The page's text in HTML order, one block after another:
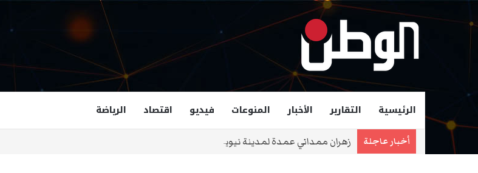
الرئيسية التقارير الأخبار المنوعات فيديو اقتصاد الرياضة
أخبار عاجلة زهران ممداني عمدة لمدينة نيويورك وغزالة هاشمي أول مسلمة نائبة لحاكم فرجينيا